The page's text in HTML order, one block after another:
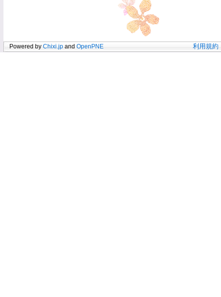
Powered by Chixi.jp and OpenPNE 利用規約